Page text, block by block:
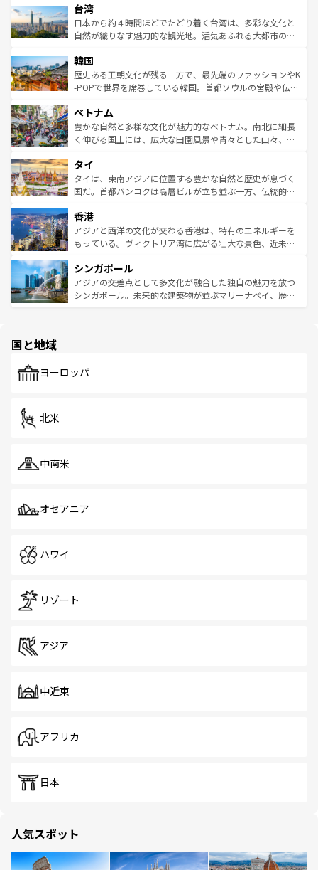
ならではの贅沢な旅のスタイルだ。 なお、新着のアメリカ
情報はコンテンツ一覧を参照してほしい。
れるおもてなしの心で訪れる人々を迎えてくれるハワイの
人々、おいしいローカルフードやハワイアンミュージッ
ク、伝統的なフラダンスなど、すべてがハワイの魅力を彩
ワイを、存分に味わってほしい。 なお、新着のハワイ情報
はコンテンツ一覧を参照してほしい。
リアリーフや大陸中央部にそびえるウルル（エアーズロッ
ク）、タスマニアの美しい原生林やケアンズの熱帯雨林な
ど、見どころがたくさん。また、カフェやワイン、オージ
いる。アクティビティも充実しており、サーフィンやダイ
ビング、ハイキングなど、アウトドア好きにはたまらな
い。オーストラリアの多彩な魅力を存分に味わいつくそ
参照してほしい。
台湾
日本から約４時間ほどでたどり着く台湾は、多彩な文化と
自然が織りなす魅力的な観光地。活気あふれる大都市の台
ン）、静ひつな山岳地帯である台湾東部など、都市の喧騒
と山間の静けさが共存しており、訪れる人に新しい発見と
驚きをもたらしてくれる。また、奥深い台湾の食文化も魅
容にもいいと評判のスイーツなど、バラエティ豊かな料理
が味わえる。 なお、新着の台湾情報は コンテンツ一覧を参
照してほしい。
韓国
歴史ある王朝文化が残る一方で、最先端のファッションやK
-POPで世界を席巻している韓国。首都ソウルの宮殿や伝統
き、地方に足を延ばせば四季折々の自然美を楽しむことが
できる。そして、キムチや焼肉、絶品のストリートフード
まで、さまざまな韓国料理が待っている。夜には、韓国な
リティに包まれながら、韓国の多彩な魅力を心ゆくまで味
わってみてほしい。 なお、新着の韓国情報はコンテンツ一
覧を参照してほしい。
ベトナム
豊かな自然と多様な文化が魅力的なベトナム。南北に細長
く伸びる国土には、広大な田園風景や青々とした山々、世
急速な発展と共に伝統が息づく。ハノイの古い町並みやホ
ーチミン市のフランス統治時代の建物も、独特の雰囲気を
醸し出している。また、バラエティの豊かさとおいしさで
とつ。フォーやバインミー、ベトナムコーヒーなどは、ぜ
ひ現地で味わいたい。どの地域を訪れてもあたたかい人々
が旅行者を迎えてくれるので、きっと忘れられない旅にな
参照してほしい。
タイ
タイは、東南アジアに位置する豊かな自然と歴史が息づく
国だ。首都バンコクは高層ビルが立ち並ぶ一方、伝統的な
の活気が交差している。北部ではチェンマイなどの山岳地
帯で自然と触れ合い、南部ではプーケットやクラビの美し
いビーチでリゾート気分を楽しむことができる。タイ料理
激する。気候は一年中温暖で、どの季節にも異なる楽しみ
が待っている。親しみやすいタイの人々、仏教を中心とし
た文化、そして多様な観光資源が、訪れる旅人を魅了し続
香港
アジアと西洋の文化が交わる香港は、特有のエネルギーを
もっている。ヴィクトリア湾に広がる壮大な景色、近未来
み、どこを訪れても感動するはず。観光スポットが密集し
ており、効率よく見どころを回れるのも魅力。息をのむよ
うな絶景から文化的な体験まで、香港を存分に楽しみ尽く
シンガポール
アジアの交差点として多文化が融合した独自の魅力を放つ
シンガポール。未来的な建築物が並ぶマリーナベイ、歴史
で、ホーカーズは地元の風情を楽しめる外せないスポット
国と地域
ヨーロッパ
北米
中南米
オセアニア
ハワイ
リゾート
アジア
中近東
アフリカ
日本
人気スポット